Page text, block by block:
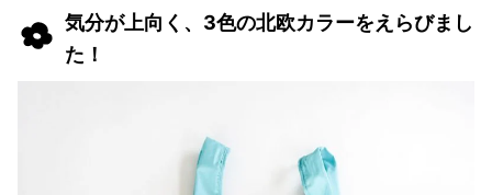
気分が上向く、3色の北欧カラーをえらびまし
た！